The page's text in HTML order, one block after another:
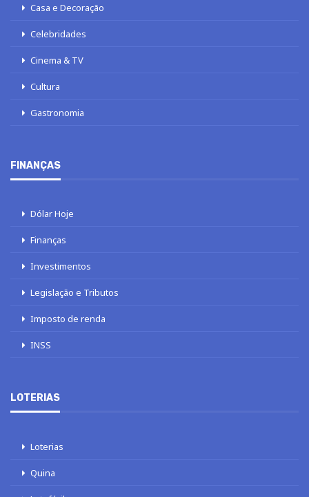
Casa e Decoração
Celebridades
Cinema & TV
Cultura
Gastronomia
FINANÇAS
Dólar Hoje
Finanças
Investimentos
Legislação e Tributos
Imposto de renda
INSS
LOTERIAS
Loterias
Quina